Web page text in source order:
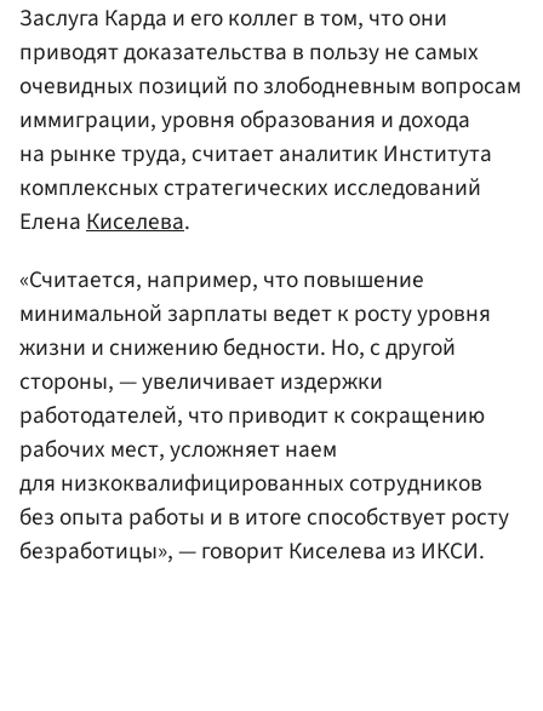
Заслуга Карда и его коллег в том, что они
приводят доказательства в пользу не самых
очевидных позиций по злободневным вопросам
иммиграции, уровня образования и дохода
на рынке труда, считает аналитик Института
комплексных стратегических исследований
ЕленаКиселева.
«Считается, например, что повышение
минимальной зарплаты ведет к росту уровня
жизни и снижению бедности. Но, с другой
стороны, — увеличивает издержки
работодателей, что приводит к сокращению
рабочих мест, усложняет наем
для низкоквалифицированных сотрудников
без опыта работы и в итоге способствует росту
безработицы», — говорит Киселева из ИКСИ.